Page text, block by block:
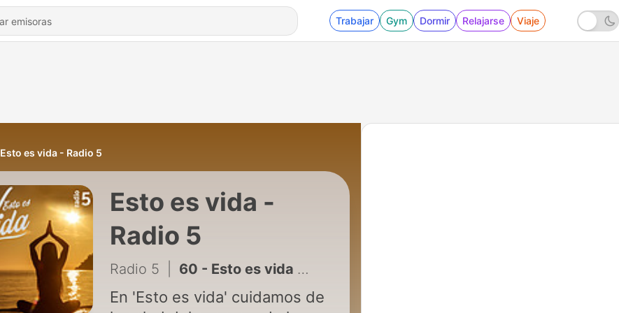
Trabajar Gym Dormir Relajarse Viaje
Esto es vida - Radio 5
Esto es vida -
Radio 5
Radio 5 60 - Esto es vida - A modo de balance - 26/07/14
En 'Esto es vida' cuidamos de